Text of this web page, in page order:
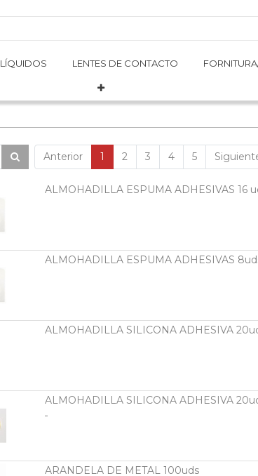
LÍQUIDOS LENTES DE CONTACTO
LÍQUIDOS LENTES DE CONTACTO
Anterior 1 2 3 4 5
ALMOHADILLA ESPUMA ADHESIVAS 16
ALMOHADILLA ESPUMA ADHESIVAS
ALMOHADILLA SILICONA ADHESIVA
ALMOHADILLA SILICONA ADHESIVA
ARANDELA DE METAL 100uds